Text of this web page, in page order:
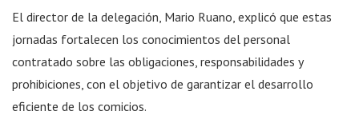
El director de la delegación, Mario Ruano, explicó que estas
jornadas fortalecen los conocimientos del personal
contratado sobre las obligaciones, responsabilidades y
prohibiciones, con el objetivo de garantizar el desarrollo
eficiente de los comicios.